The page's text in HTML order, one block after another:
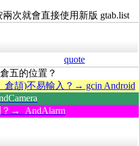
兩次就會直接使用新版 gtab.list
quote
五的位置？
倉頡)不易輸入？→ gcin Android
？→ AndAlarm